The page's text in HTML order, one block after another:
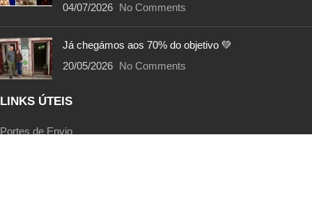
04/07/2026 No Comments
Já chegámos aos 70% do objetivo 💚
20/05/2026 No Comments
LINKS ÚTEIS
Portes de Envio